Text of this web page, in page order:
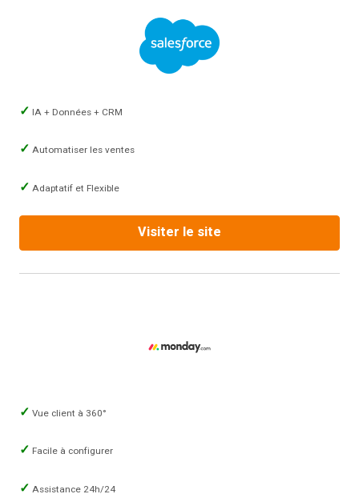
IA + Données + CRM
Automatiser les ventes
Adaptatif et Flexible
Visiter le site
Vue client à 360°
Facile à configurer
Assistance 24h/24